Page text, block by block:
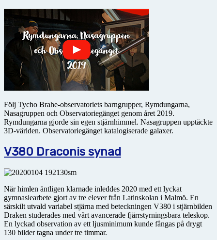
Följ Tycho Brahe-observatoriets barngrupper, Rymdungarna,
Nasagruppen och Observatoriegänget genom året 2019.
Rymdungarna gjorde sin egen stjärnhimmel. Nasagruppen upptäckte
3D-världen. Observatoriegänget katalogiserade galaxer.
V380 Draconis synad
När himlen äntligen klarnade inleddes 2020 med ett lyckat
gymnasiearbete gjort av tre elever från Latin­skolan i Malmö. En
särskilt utvald variabel stjärna med beteckningen V380 i stjärnbilden
Draken studerades med vårt avancerade fjärrstyrningsbara teleskop.
En lyckad observation av ett ljusminimum kunde fångas på drygt
130 bilder tagna under tre timmar.